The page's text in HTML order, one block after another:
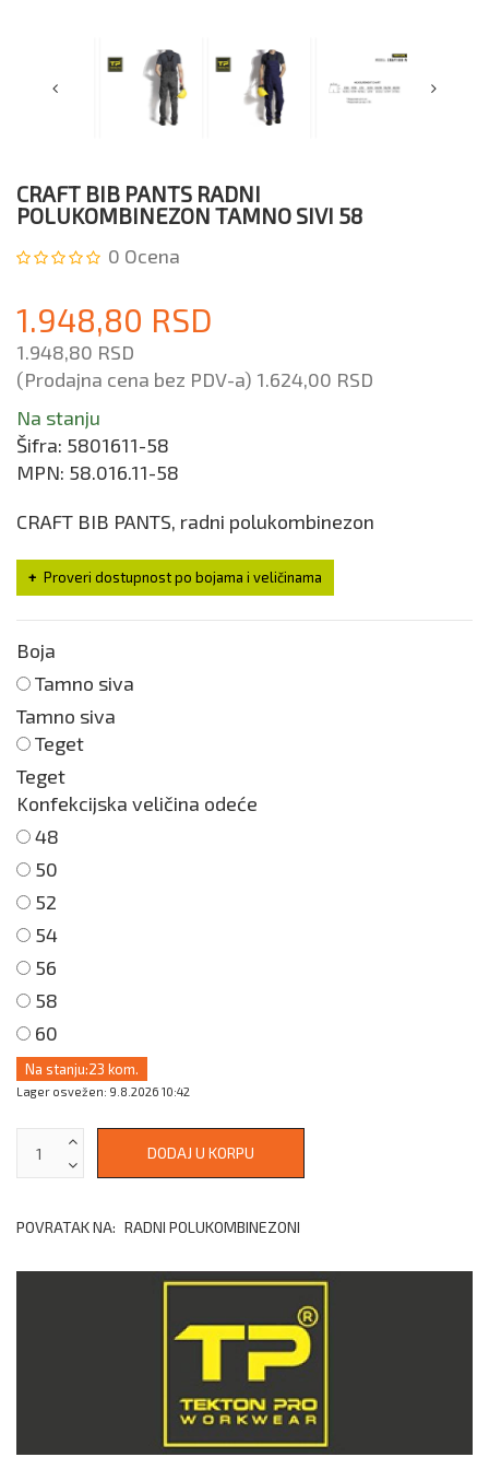
CRAFT BIB PANTS RADNI
POLUKOMBINEZON TAMNO SIVI 58
0 Ocena
1.948,80 RSD
1.948,80 RSD
(Prodajna cena bez PDV-a) 1.624,00 RSD
Na stanju
Šifra: 5801611-58
MPN: 58.016.11-58
CRAFT BIB PANTS, radni polukombinezon
Proveri dostupnost po bojama i veličinama
Boja
Tamno siva
Tamno siva
Teget
Teget
Konfekcijska veličina odeće
48
50
52
54
56
58
60
Na stanju:23 kom.
Lager osvežen: 9.8.2026 10:42
POVRATAK NA: RADNI POLUKOMBINEZONI